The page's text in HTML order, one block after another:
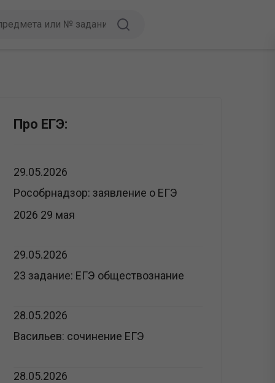
Про ЕГЭ:
29.05.2026
Рособрнадзор: заявление о ЕГЭ
2026 29 мая
29.05.2026
23 задание: ЕГЭ обществознание
28.05.2026
Васильев: сочинение ЕГЭ
28.05.2026